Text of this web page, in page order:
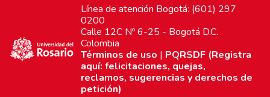
Línea de atención Bogotá: (601) 297
0200
Calle 12C Nº 6-25 - Bogotá D.C.
Colombia
Términos de uso | PQRSDF (Registra
aquí: felicitaciones, quejas,
reclamos, sugerencias y derechos de
petición)